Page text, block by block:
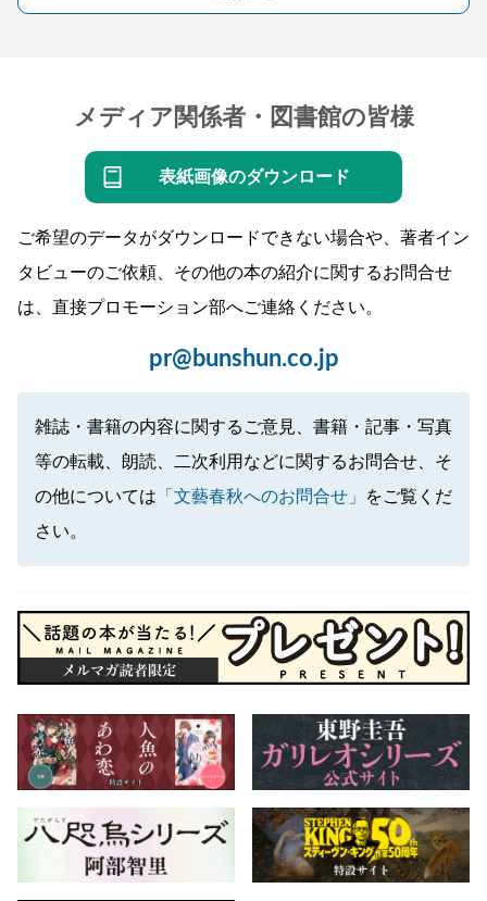
メディア関係者・図書館の皆様
表紙画像のダウンロード
ご希望のデータがダウンロードできない場合や、著者イン
タビューのご依頼、その他の本の紹介に関するお問合せ
は、直接プロモーション部へご連絡ください。
pr@bunshun.co.jp
雑誌・書籍の内容に関するご意見、書籍・記事・写真
等の転載、朗読、二次利用などに関するお問合せ、そ
の他については 「文藝春秋へのお問合せ」
をご覧くだ
さい。